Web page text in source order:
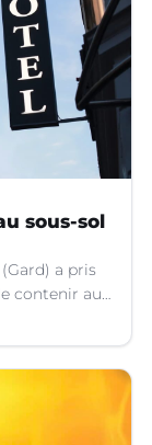
sous-sol
a pris
contenir au